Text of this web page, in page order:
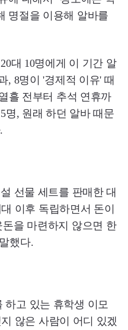
명절을 이용해 알바를
대 10명에게 이 기간 알
, 8명이 '경제적 이유' 때
흘 전부터 추석 연휴까
명, 원래 하던 알바 때문
선물 세트를 판매한 대
이후 독립하면서 돈이
을 마련하지 않으면 한
했다.
하고 있는 휴학생 이모
않은 사람이 어디 있겠